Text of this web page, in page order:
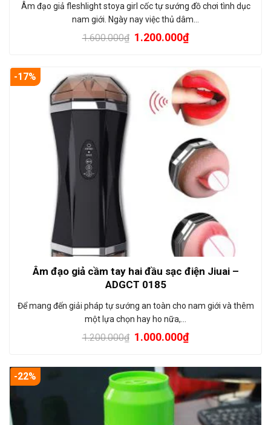
Âm đạo giả fleshlight stoya girl cốc tự sướng đồ chơi tình dục
nam giới. Ngày nay việc thủ dâm…
1.600.000₫ 1.200.000₫
-17%
Âm đạo giả cầm tay hai đầu sạc điện Jiuai –
ADGCT 0185
Để mang đến giải pháp tự sướng an toàn cho nam giới và thêm
một lựa chọn hay ho nữa,…
1.200.000₫ 1.000.000₫
-22%